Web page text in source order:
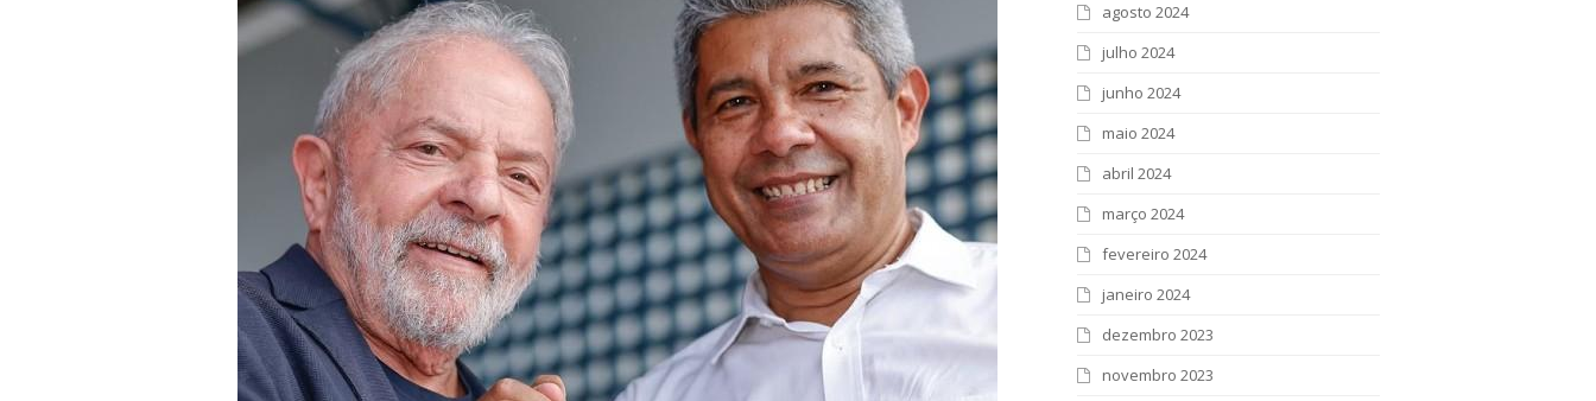
agosto 2024
julho 2024
junho 2024
maio 2024
abril 2024
março 2024
fevereiro 2024
janeiro 2024
dezembro 2023
novembro 2023